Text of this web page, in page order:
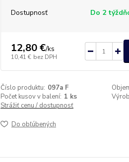
Dostupnosť Do 2
12,80 €/ks
10,41 € bez DPH
Číslo produktu: 097a F
Počet kusov v balení: 1 ks
Strážiť cenu / dostupnosť
Do obľúbených